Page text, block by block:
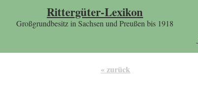
Rittergüter-Lexikon
Großgrundbesitz in Sachsen und Preußen bis 1918
« zurück